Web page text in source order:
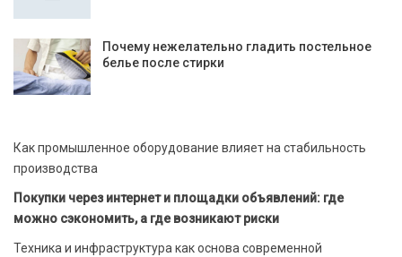
Почему нежелательно гладить постельное
белье после стирки
Как промышленное оборудование влияет на стабильность
производства
Покупки через интернет и площадки объявлений: где
можно сэкономить, а где возникают риски
Техника и инфраструктура как основа современной